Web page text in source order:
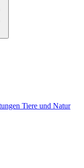
Tiere und Natur